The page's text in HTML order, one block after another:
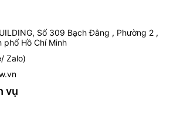
Số 309 Bạch Đằng , Phường 2 ,
phố Hồ Chí Minh
Zalo)
vụ